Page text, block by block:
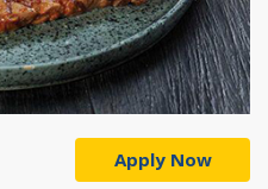
Apply Now